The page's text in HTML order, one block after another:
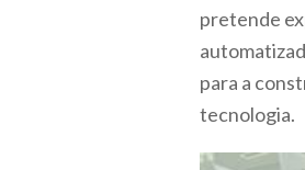
pretende
para a
tecnologia.